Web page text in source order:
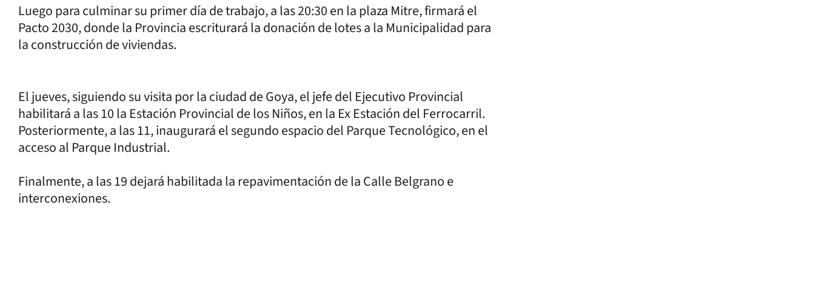
Luego para culminar su primer día de trabajo, a las 20:30 en la plaza Mitre, firmará el
Pacto 2030, donde la Provincia escriturará la donación de lotes a la Municipalidad para
la construcción de viviendas.
El jueves, siguiendo su visita por la ciudad de Goya, el jefe del Ejecutivo Provincial
habilitará a las 10 la Estación Provincial de los Niños, en la Ex Estación del Ferrocarril.
Posteriormente, a las 11, inaugurará el segundo espacio del Parque Tecnológico, en el
acceso al Parque Industrial.
Finalmente, a las 19 dejará habilitada la repavimentación de la Calle Belgrano e
interconexiones.